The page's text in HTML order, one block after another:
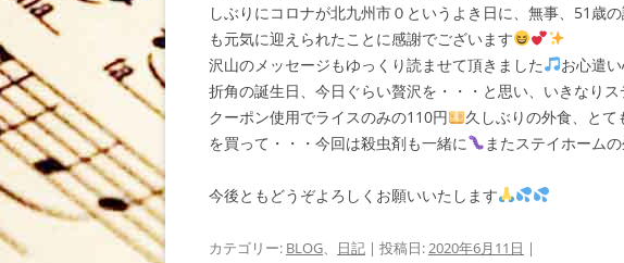
しぶりにコロナが北九州市０というよき日に、無事、51歳
も元気に迎えられたことに感謝でございます
沢山のメッセージもゆっくり読ませて頂きました
お心遣
折角の誕生日、今日ぐらい贅沢を・・・と思い、いきなり
クーポン使用でライスのみの110円
久しぶりの外食、とて
を買って・・・今回は殺虫剤も一緒に
またステイホーム
今後ともどうぞよろしくお願いいたします
カテゴリー: BLOG 日記 | 投稿日: 2020年6月11日 |